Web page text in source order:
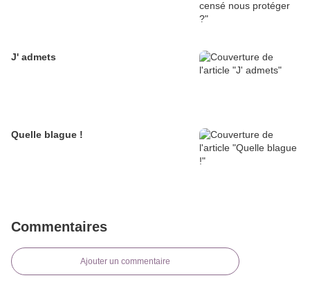
J' admets
Quelle blague !
Commentaires
Ajouter un commentaire